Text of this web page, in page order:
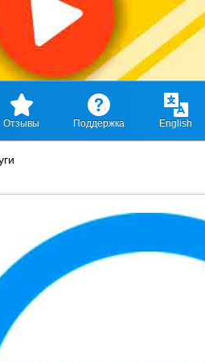
Отзывы Поддержка English